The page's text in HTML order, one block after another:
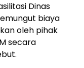
Dinas
biaya
oleh pihak
secara